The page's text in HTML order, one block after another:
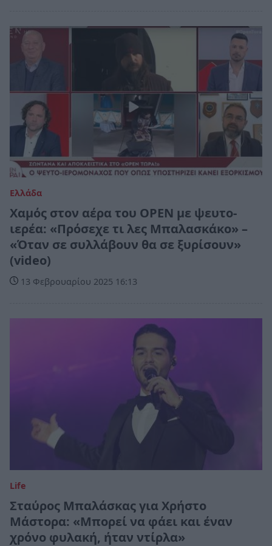
Ελλάδα
Χαμός στον αέρα του OPEN με ψευτο-
ιερέα: «Πρόσεχε τι λες Μπαλασκάκο» –
«Όταν σε συλλάβουν θα σε ξυρίσουν»
(video)
13 Φεβρουαρίου 2025 16:13
Life
Σταύρος Μπαλάσκας για Χρήστο
Μάστορα: «Μπορεί να φάει και έναν
χρόνο φυλακή, ήταν ντίρλα»